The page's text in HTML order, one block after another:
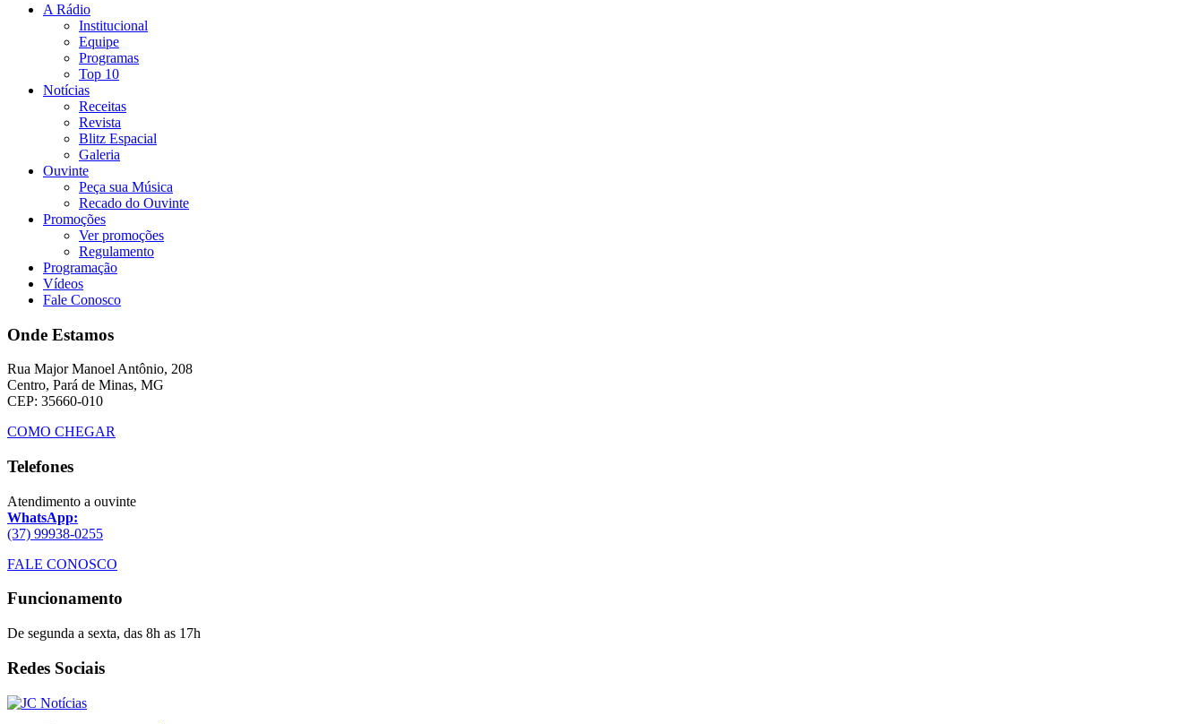
A Rádio
Institucional
Equipe
Programas
Top 10
Notícias
Receitas
Revista
Blitz Espacial
Galeria
Ouvinte
Peça sua Música
Recado do Ouvinte
Promoções
Ver promoções
Regulamento
Programação
Vídeos
Fale Conosco
Onde Estamos
Rua Major Manoel Antônio, 208
Centro, Pará de Minas, MG
CEP: 35660-010
COMO CHEGAR
Telefones
Atendimento a ouvinte
WhatsApp:
(37) 99938-0255
FALE CONOSCO
Funcionamento
De segunda a sexta, das 8h as 17h
Redes Sociais